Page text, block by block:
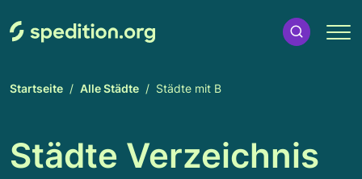
Startseite Alle Städte Städte mit B
Städte Verzeichnis